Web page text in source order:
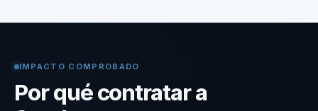
IMPACTO COMPROBADO
Por qué contratar a